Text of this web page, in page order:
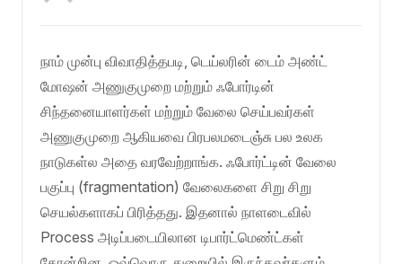
நாம் முன்பு விவாதித்தபடி, டெய்லரின் டைம் அண்ட்
மோஷன் அணுகுமுறை மற்றும் ஃபோர்டின்
சிந்தனையாளர்கள் மற்றும் வேலை செய்பவர்கள்
அணுகுமுறை ஆகியவை பிரபலமடைஞ்சு பல உலக
நாடுகள்ல அதை வரவேற்றாங்க. ஃபோர்ட்டின் வேலை
பகுப்பு (fragmentation) வேலைகளை சிறு சிறு
செயல்களாகப் பிரித்தது. இதனால் நாளடைவில்
Process அடிப்படையிலான டிபார்ட்மெண்ட்கள்